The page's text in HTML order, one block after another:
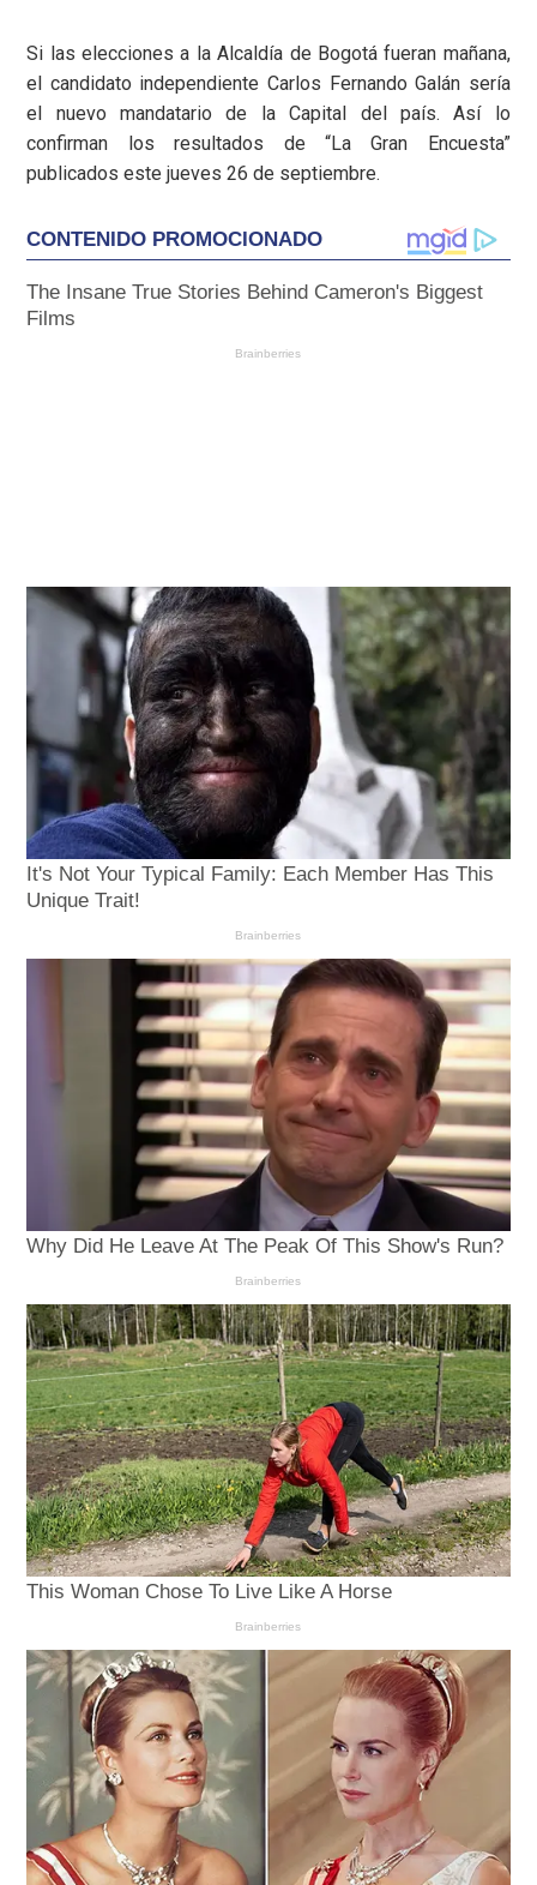
Si las elecciones a la Alcaldía de Bogotá fueran mañana,
el candidato independiente Carlos Fernando Galán sería
el nuevo mandatario de la Capital del país. Así lo
confirman los resultados de “La Gran Encuesta”
publicados este jueves 26 de septiembre.